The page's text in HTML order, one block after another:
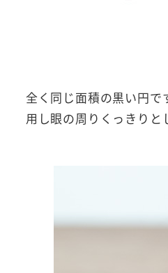
全く同じ面積の黒い円
用し眼の周りくっきりと